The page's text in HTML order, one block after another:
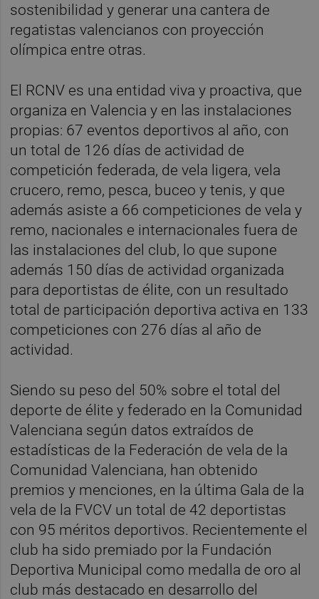
sostenibilidad y generar una cantera de
regatistas valencianos con proyección
olímpica entre otras.
El RCNV es una entidad viva y proactiva, que
organiza en Valencia y en las instalaciones
propias: 67 eventos deportivos al año, con
un total de 126 días de actividad de
competición federada, de vela ligera, vela
crucero, remo, pesca, buceo y tenis, y que
además asiste a 66 competiciones de vela y
remo, nacionales e internacionales fuera de
las instalaciones del club, lo que supone
además 150 días de actividad organizada
para deportistas de élite, con un resultado
total de participación deportiva activa en 133
competiciones con 276 días al año de
actividad.
Siendo su peso del 50% sobre el total del
deporte de élite y federado en la Comunidad
Valenciana según datos extraídos de
estadísticas de la Federación de vela de la
Comunidad Valenciana, han obtenido
premios y menciones, en la última Gala de la
vela de la FVCV un total de 42 deportistas
con 95 méritos deportivos. Recientemente el
club ha sido premiado por la Fundación
Deportiva Municipal como medalla de oro al
club más destacado en desarrollo del